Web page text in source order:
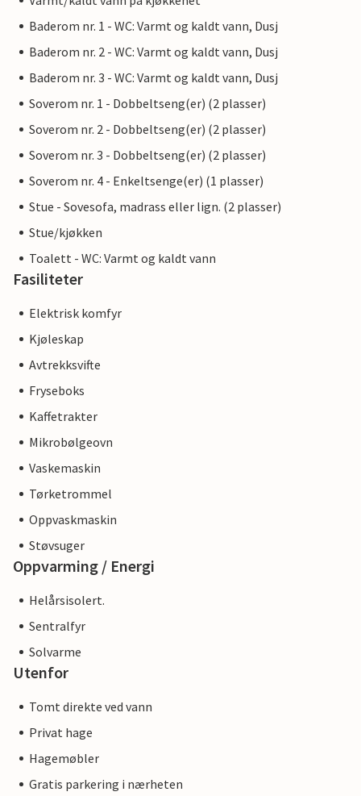
Baderom nr. 1 - WC: Varmt og kaldt vann, Dusj
Baderom nr. 2 - WC: Varmt og kaldt vann, Dusj
Baderom nr. 3 - WC: Varmt og kaldt vann, Dusj
Soverom nr. 1 - Dobbeltseng(er) (2 plasser)
Soverom nr. 2 - Dobbeltseng(er) (2 plasser)
Soverom nr. 3 - Dobbeltseng(er) (2 plasser)
Soverom nr. 4 - Enkeltsenge(er) (1 plasser)
Stue - Sovesofa, madrass eller lign. (2 plasser)
Stue/kjøkken
Toalett - WC: Varmt og kaldt vann
Fasiliteter
Elektrisk komfyr
Kjøleskap
Avtrekksvifte
Fryseboks
Kaffetrakter
Mikrobølgeovn
Vaskemaskin
Tørketrommel
Oppvaskmaskin
Støvsuger
Oppvarming / Energi
Helårsisolert.
Sentralfyr
Solvarme
Utenfor
Tomt direkte ved vann
Privat hage
Hagemøbler
Gratis parkering i nærheten